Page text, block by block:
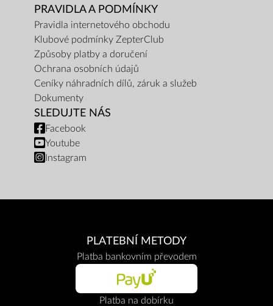
PRAVIDLA A PODMÍNKY
Pravidla internetového obchodu
Klubové podmínky ZepterClub
Způsoby platby a doručení
Ochrana osobních údajů
Ceníky náhradních dílů, záruk a služeb
Dokumenty
SLEDUJTE NÁS
Facebook
Youtube
Instagram
PLATEBNÍ METODY
Platba bankovním převodem
Platba na dobírku